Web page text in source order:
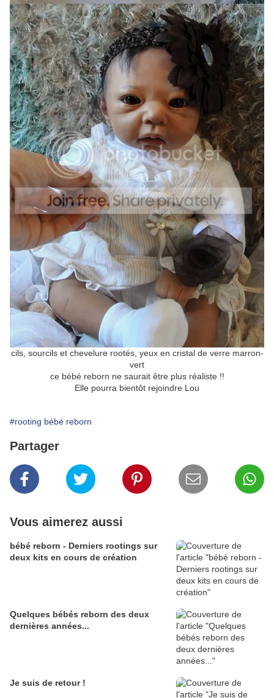
cils, sourcils et chevelure rootés, yeux en cristal de verre marron-
vert
ce bébé reborn ne saurait être plus réaliste !!
Elle pourra bientôt rejoindre Lou
#rooting bébé reborn
Partager
Vous aimerez aussi
bébé reborn - Derniers rootings sur
deux kits en cours de création
Quelques bébés reborn des deux
dernières années...
Je suis de retour !